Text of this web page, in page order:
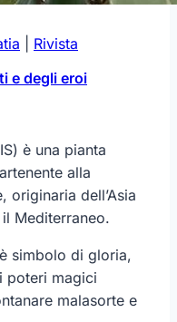
Rivista
e degli eroi
è una pianta
alla
originaria dell’Asia
Mediterraneo.
simbolo di gloria,
poteri magici
malasorte e